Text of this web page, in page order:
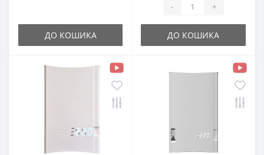
ДО КОШИКА
- +
ДО КОШИКА